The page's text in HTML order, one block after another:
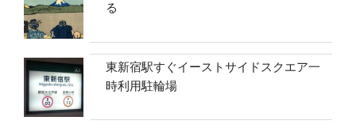
る
東新宿駅すぐイーストサイドスクエア一
時利用駐輪場